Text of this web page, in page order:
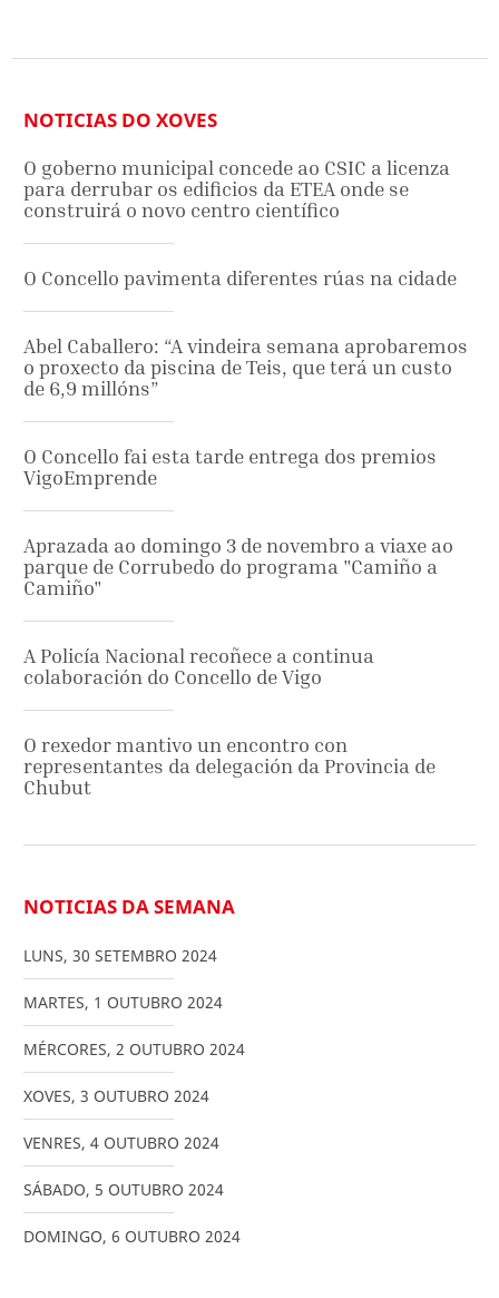
NOTICIAS DO XOVES
O goberno municipal concede ao CSIC a licenza
para derrubar os edificios da ETEA onde se
construirá o novo centro científico
O Concello pavimenta diferentes rúas na cidade
Abel Caballero: “A vindeira semana aprobaremos
o proxecto da piscina de Teis, que terá un custo
de 6,9 millóns”
O Concello fai esta tarde entrega dos premios
VigoEmprende
Aprazada ao domingo 3 de novembro a viaxe ao
parque de Corrubedo do programa "Camiño a
Camiño"
A Policía Nacional recoñece a continua
colaboración do Concello de Vigo
O rexedor mantivo un encontro con
representantes da delegación da Provincia de
Chubut
NOTICIAS DA SEMANA
LUNS, 30 SETEMBRO 2024
MARTES, 1 OUTUBRO 2024
MÉRCORES, 2 OUTUBRO 2024
XOVES, 3 OUTUBRO 2024
VENRES, 4 OUTUBRO 2024
SÁBADO, 5 OUTUBRO 2024
DOMINGO, 6 OUTUBRO 2024